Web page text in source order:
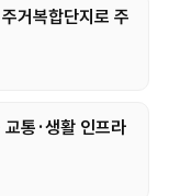
거복합단지로 주
통·생활 인프라